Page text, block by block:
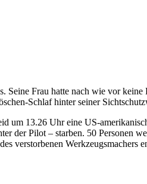
Seine Frau hatte nach wie vor
Schlaf hinter seiner
um 13.26 Uhr eine US-
der Pilot – starben. 50 Personen
verstorbenen Werkzeugsmachers